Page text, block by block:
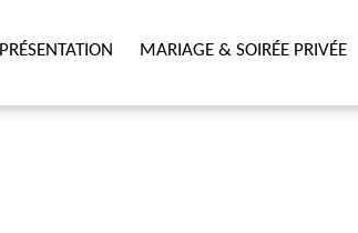
PRÉSENTATION MARIAGE & SOIRÉE PRIVÉE